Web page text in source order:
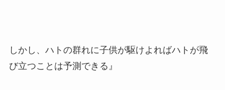
しかし、ハトの群れに子供が駆けよればハトが飛
び立つことは予測できる』